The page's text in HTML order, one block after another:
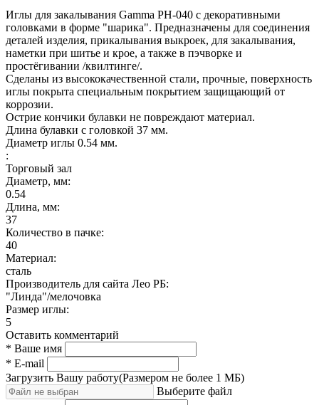
Иглы для закалывания Gamma PH-040 с декоративными
головками в форме "шарика". Предназначены для соединения
деталей изделия, прикалывания выкроек, для закалывания,
наметки при шитье и крое, а также в пэчворке и
простёгивании /квилтинге/.
Сделаны из высококачественной стали, прочные, поверхность
иглы покрыта специальным покрытием защищающий от
коррозии.
Острие кончики булавки не повреждают материал.
Длина булавки с головкой 37 мм.
Диаметр иглы 0.54 мм.
:
Торговый зал
Диаметр, мм:
0.54
Длина, мм:
37
Количество в пачке:
40
Материал:
сталь
Производитель для сайта Лео РБ:
"Линда"/мелочовка
Размер иглы:
5
Оставить комментарий
* Ваше имя
* E-mail
Загрузить Вашу работу(Размером не более 1 МБ)
Выберите файл